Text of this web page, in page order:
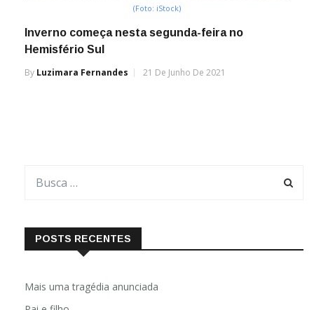
(Foto: iStock)
Inverno começa nesta segunda-feira no
Hemisfério Sul
By Luzimara Fernandes 21 De Junho De 2021
POSTS RECENTES
Mais uma tragédia anunciada